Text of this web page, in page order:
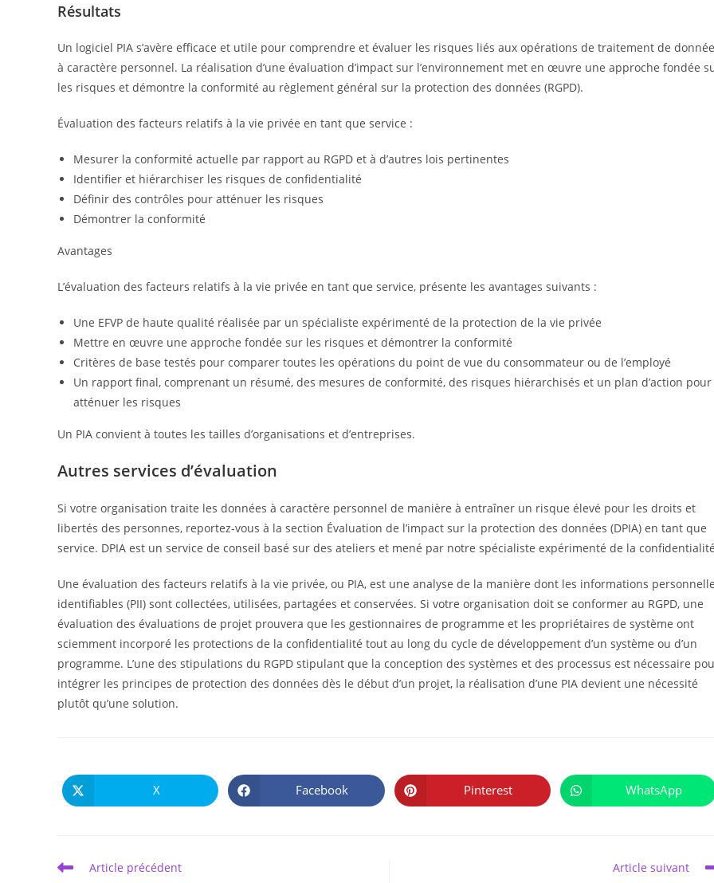
Résultats
Un logiciel PIA s’avère efficace et utile pour comprendre et évaluer les risques liés aux opérations de traitement de
à caractère personnel. La réalisation d’une évaluation d’impact sur l’environnement met en œuvre une approche fondée
les risques et démontre la conformité au règlement général sur la protection des données (RGPD).
Évaluation des facteurs relatifs à la vie privée en tant que service :
Mesurer la conformité actuelle par rapport au RGPD et à d’autres lois pertinentes
Identifier et hiérarchiser les risques de confidentialité
Définir des contrôles pour atténuer les risques
Démontrer la conformité
Avantages
L’évaluation des facteurs relatifs à la vie privée en tant que service, présente les avantages suivants :
Une EFVP de haute qualité réalisée par un spécialiste expérimenté de la protection de la vie privée
Mettre en œuvre une approche fondée sur les risques et démontrer la conformité
Critères de base testés pour comparer toutes les opérations du point de vue du consommateur ou de l’employé
Un rapport final, comprenant un résumé, des mesures de conformité, des risques hiérarchisés et un plan d’action pour
atténuer les risques
Un PIA convient à toutes les tailles d’organisations et d’entreprises.
Autres services d’évaluation
Si votre organisation traite les données à caractère personnel de manière à entraîner un risque élevé pour les droits et
libertés des personnes, reportez-vous à la section Évaluation de l’impact sur la protection des données (DPIA) en tant que
service. DPIA est un service de conseil basé sur des ateliers et mené par notre spécialiste expérimenté de la
Une évaluation des facteurs relatifs à la vie privée, ou PIA, est une analyse de la manière dont les informations
identifiables (PII) sont collectées, utilisées, partagées et conservées. Si votre organisation doit se conformer au RGPD, une
évaluation des évaluations de projet prouvera que les gestionnaires de programme et les propriétaires de système ont
sciemment incorporé les protections de la confidentialité tout au long du cycle de développement d’un système ou d’un
programme. L’une des stipulations du RGPD stipulant que la conception des systèmes et des processus est nécessaire
intégrer les principes de protection des données dès le début d’un projet, la réalisation d’une PIA devient une nécessité
plutôt qu’une solution.
CE
CONTENU
Ouvrir
dans
X Ouvrir
dans
Facebook Ouvrir
dans
Pinterest Ouvrir
dans
WhatsApp
Read
Article précédent Article suivant